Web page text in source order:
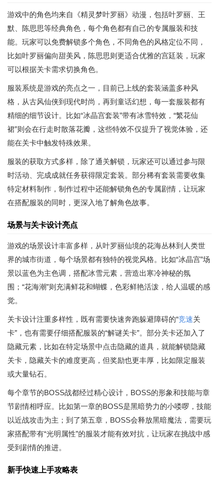
游戏中的角色均来自《精灵梦叶罗丽》动漫，包括叶罗丽、王
默、陈思思等经典角色，每个角色都有自己的专属服装和技
能。玩家可以免费解锁多个角色，不同角色的风格定位不同，
比如叶罗丽偏向甜美风，陈思思则更适合优雅的宫廷装，玩家
可以根据关卡需求切换角色。
服装系统是游戏的亮点之一，目前已上线的套装涵盖多种风
格，从古风仙侠到现代时尚，再到童话幻想，每一套服装都有
精细的细节设计。比如“冰晶宫套装”带有冰雪特效，“繁花仙
裙”则会在行走时散落花瓣，这些特效不仅提升了视觉体验，还
能在关卡中触发特殊效果。
服装的获取方式多样，除了通关解锁，玩家还可以通过参与限
时活动、完成成就任务获得限定套装。部分稀有套装需要收集
特定材料制作，制作过程中还能解锁角色的专属剧情，让玩家
在搭配服装的同时，更深入地了解角色故事。
场景与关卡设计亮点
游戏的场景设计丰富多样，从叶罗丽仙境的花海丛林到人类世
界的城市街道，每个场景都有独特的视觉风格。比如“冰晶宫”场
景以蓝色为主色调，搭配冰雪元素，营造出寒冷神秘的氛
围；“花海潮”则充满鲜花和蝴蝶，色彩鲜艳活泼，给人温暖的感
觉。
关卡设计注重多样性，既有需要快速奔跑躲避障碍的“竞速关
卡”，也有需要仔细搭配服装的“解谜关卡”。部分关卡还加入了
隐藏元素，比如在特定场景中点击隐藏的道具，就能解锁隐藏
关卡，隐藏关卡的难度更高，但奖励也更丰厚，比如限定服装
或大量钻石。
每个章节的BOSS战都经过精心设计，BOSS的形象和技能与章
节剧情相呼应。比如第一章的BOSS是黑暗势力的小喽啰，技能
以近战攻击为主；到了第五章，BOSS会释放黑暗魔法，需要玩
家搭配带有“光明属性”的服装才能有效对抗，让玩家在挑战中感
受到剧情的推进。
新手快速上手攻略表